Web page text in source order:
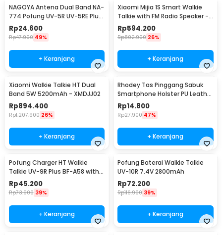
NAGOYA Antena Dual Band NA-
774 Pofung UV-5R UV-5RE Plus
UV-82
Rp24.600
Rp47.900 49%
+ Keranjang
Xiaomi Mijia 1S Smart Walkie
Talkie with FM Radio Speaker -
MJDJJ03FY
Rp594.200
Rp802.900 26%
+ Keranjang
Xiaomi Walkie Talkie HT Dual
Band 5W 5200mAh - XMDJJ02
Rp894.400
Rp1.207.900 26%
+ Keranjang
Rhodey Tas Pinggang Sabuk
Smartphone Holster PU Leather
- FSN25
Rp14.800
Rp27.900 47%
+ Keranjang
Pofung Charger HT Walkie
Talkie UV-9R Plus BF-A58 with
Light Indicator - CHR-9700
Rp45.200
Rp73.900 39%
+ Keranjang
Pofung Baterai Walkie Talkie
UV-10R 7.4V 2800mAh
Rp72.200
Rp116.900 39%
+ Keranjang